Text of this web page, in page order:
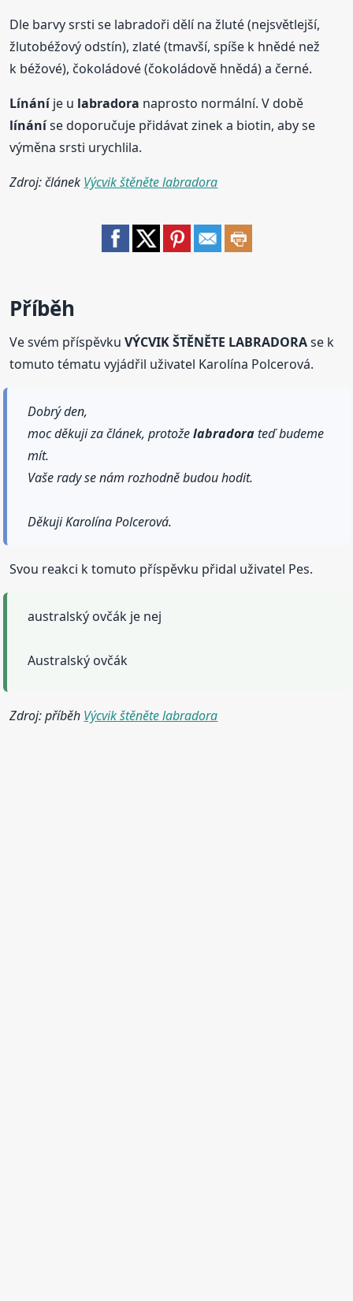
Dle barvy srsti se labradoři dělí na žluté (nejsvětlejší,
žlutobéžový odstín), zlaté (tmavší, spíše k hnědé než
k béžové), čokoládové (čokoládově hnědá) a černé.
Línáníje u labradora naprosto normální. V době
línáníse doporučuje přidávat zinek a biotin, aby se
výměna srsti urychlila.
Zdroj: článek Výcvik štěněte labradora
Příběh
Ve svém příspěvkuVÝCVIK ŠTĚNĚTE LABRADORAse k
tomuto tématu vyjádřil uživatel Karolína Polcerová.
Dobrý den,
moc děkuji za článek, protoželabradorateď budeme
mít.
Vaše rady se nám rozhodně budou hodit.
Děkuji Karolína Polcerová.
Svou reakci k tomuto příspěvku přidal uživatel Pes.
australský ovčák je nej
Australský ovčák
Zdroj: příběh Výcvik štěněte labradora